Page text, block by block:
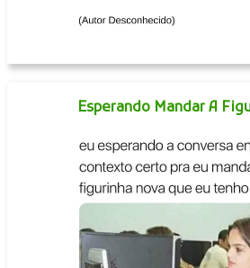
Esperando Mandar A